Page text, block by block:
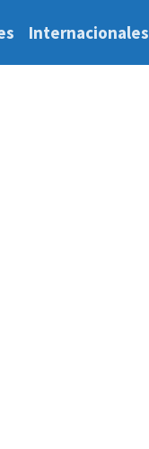
Internacionales